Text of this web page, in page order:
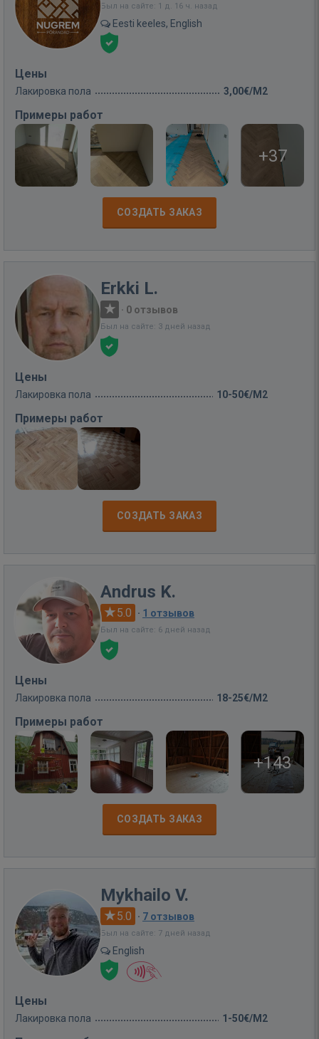
Был на сайте: 1 д. 16 ч. назад
Eesti keeles, English
Цены
Лакировка пола 3,00€/M2
Примеры работ
+37
СОЗДАТЬ ЗАКАЗ
Erkki L.
· 0 отзывов
Был на сайте: 3 дней назад
Цены
Лакировка пола 10-50€/M2
Примеры работ
СОЗДАТЬ ЗАКАЗ
Andrus K.
5.0 · 1 отзывов
Был на сайте: 6 дней назад
Цены
Лакировка пола 18-25€/M2
Примеры работ
+143
СОЗДАТЬ ЗАКАЗ
Mykhailo V.
5.0 · 7 отзывов
Был на сайте: 7 дней назад
English
Цены
Лакировка пола 1-50€/M2